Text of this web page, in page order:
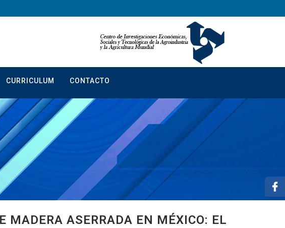
CURRICULUM CONTACTO
MADERA ASERRADA EN MÉXICO: EL